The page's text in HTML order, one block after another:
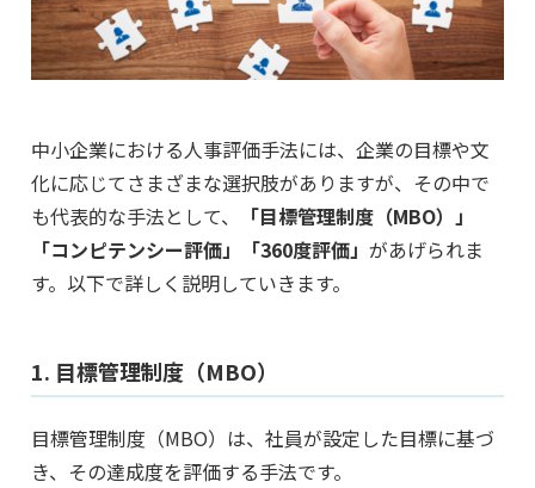
中小企業における人事評価手法には、企業の目標や文
化に応じてさまざまな選択肢がありますが、その中で
も代表的な手法として、
「目標管理制度（MBO）」
「コンピテンシー評価」「360度評価」 があげられま
す。以下で詳しく説明していきます。
1. 目標管理制度（MBO）
目標管理制度（MBO）は、社員が設定した目標に基づ
き、その達成度を評価する手法です。